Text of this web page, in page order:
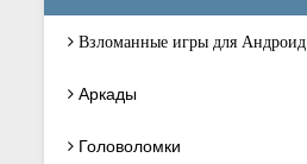
Взломанные игры для Андроид
Аркады
Головоломки